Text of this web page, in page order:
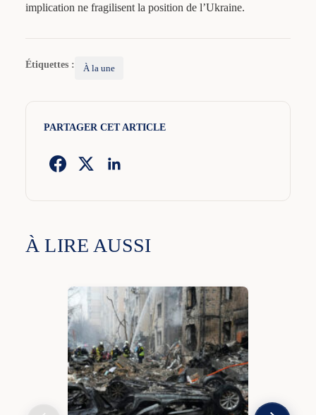
implication ne fragilisent la position de l’Ukraine.
Étiquettes : À la une
PARTAGER CET ARTICLE
À LIRE AUSSI